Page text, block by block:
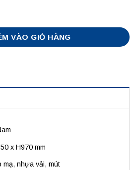
VÀO GIỎ HÀNG
x H970 mm
mạ, nhựa vải, mút